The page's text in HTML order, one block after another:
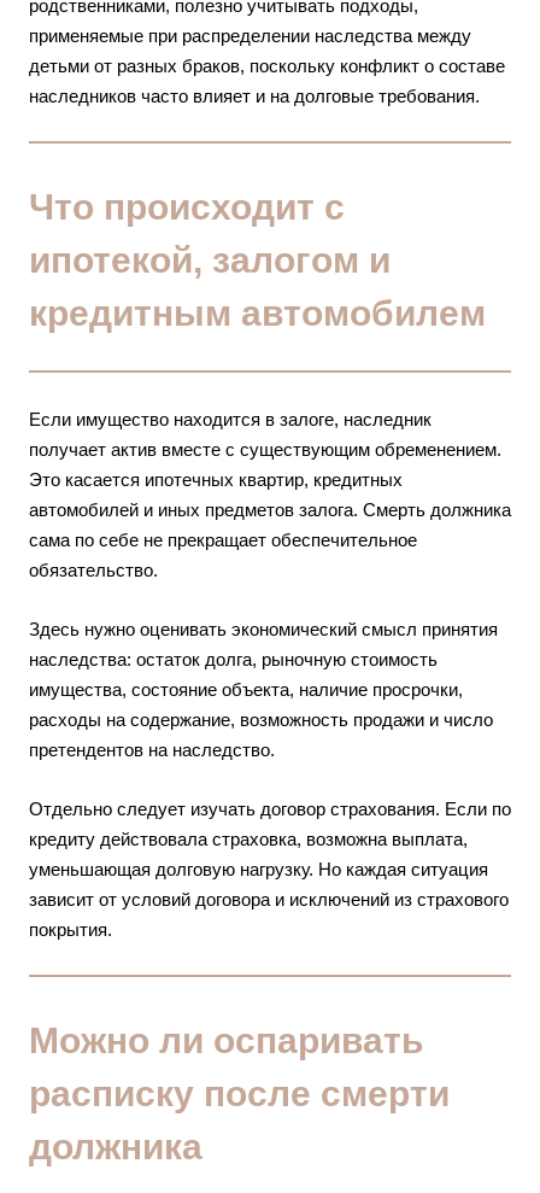
родственниками, полезно учитывать подходы,
применяемые при распределении наследства между
детьми от разных браков, поскольку конфликт о составе
наследников часто влияет и на долговые требования.
Что происходит с
ипотекой, залогом и
кредитным автомобилем
Если имущество находится в залоге, наследник
получает актив вместе с существующим обременением.
Это касается ипотечных квартир, кредитных
автомобилей и иных предметов залога. Смерть должника
сама по себе не прекращает обеспечительное
обязательство.
Здесь нужно оценивать экономический смысл принятия
наследства: остаток долга, рыночную стоимость
имущества, состояние объекта, наличие просрочки,
расходы на содержание, возможность продажи и число
претендентов на наследство.
Отдельно следует изучать договор страхования. Если по
кредиту действовала страховка, возможна выплата,
уменьшающая долговую нагрузку. Но каждая ситуация
зависит от условий договора и исключений из страхового
покрытия.
Можно ли оспаривать
расписку после смерти
должника